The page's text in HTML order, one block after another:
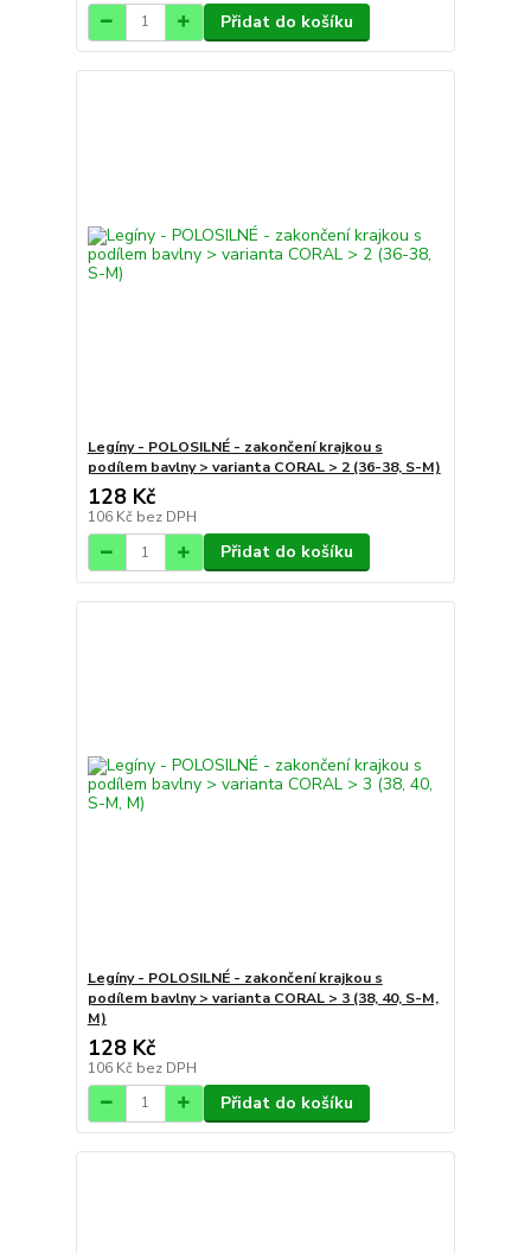
Přidat do košíku
Legíny - POLOSILNÉ - zakončení krajkou s
podílem bavlny > varianta CORAL > 2 (36-38, S-M)
128 Kč
106 Kč bez DPH
Přidat do košíku
Legíny - POLOSILNÉ - zakončení krajkou s
podílem bavlny > varianta CORAL > 3 (38, 40, S-M,
M)
128 Kč
106 Kč bez DPH
Přidat do košíku